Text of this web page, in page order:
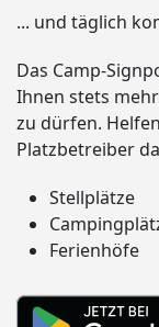
... und täglich
Das Camp-
Ihnen stets
zu dürfen.
Platzbetreiber
Stellplätze
Ferienhöfe